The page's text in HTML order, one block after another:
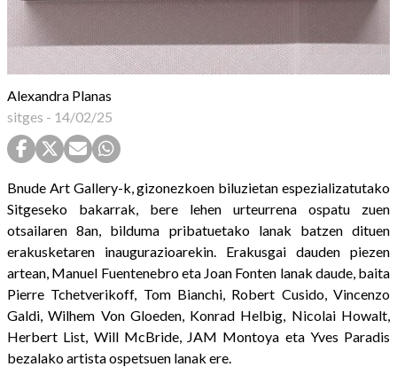
Alexandra Planas
sitges - 14/02/25
Bnude Art Gallery-k, gizonezkoen biluzietan espezializatutako
Sitgeseko bakarrak, bere lehen urteurrena ospatu zuen
otsailaren 8an, bilduma pribatuetako lanak batzen dituen
erakusketaren inaugurazioarekin. Erakusgai dauden piezen
artean, Manuel Fuentenebro eta Joan Fonten lanak daude, baita
Pierre Tchetverikoff, Tom Bianchi, Robert Cusido, Vincenzo
Galdi, Wilhem Von Gloeden, Konrad Helbig, Nicolai Howalt,
Herbert List, Will McBride, JAM Montoya eta Yves Paradis
bezalako artista ospetsuen lanak ere.